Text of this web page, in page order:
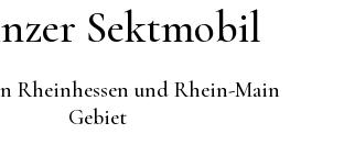
Sektmobil
Rheinhessen und Rhein-Main
Gebiet